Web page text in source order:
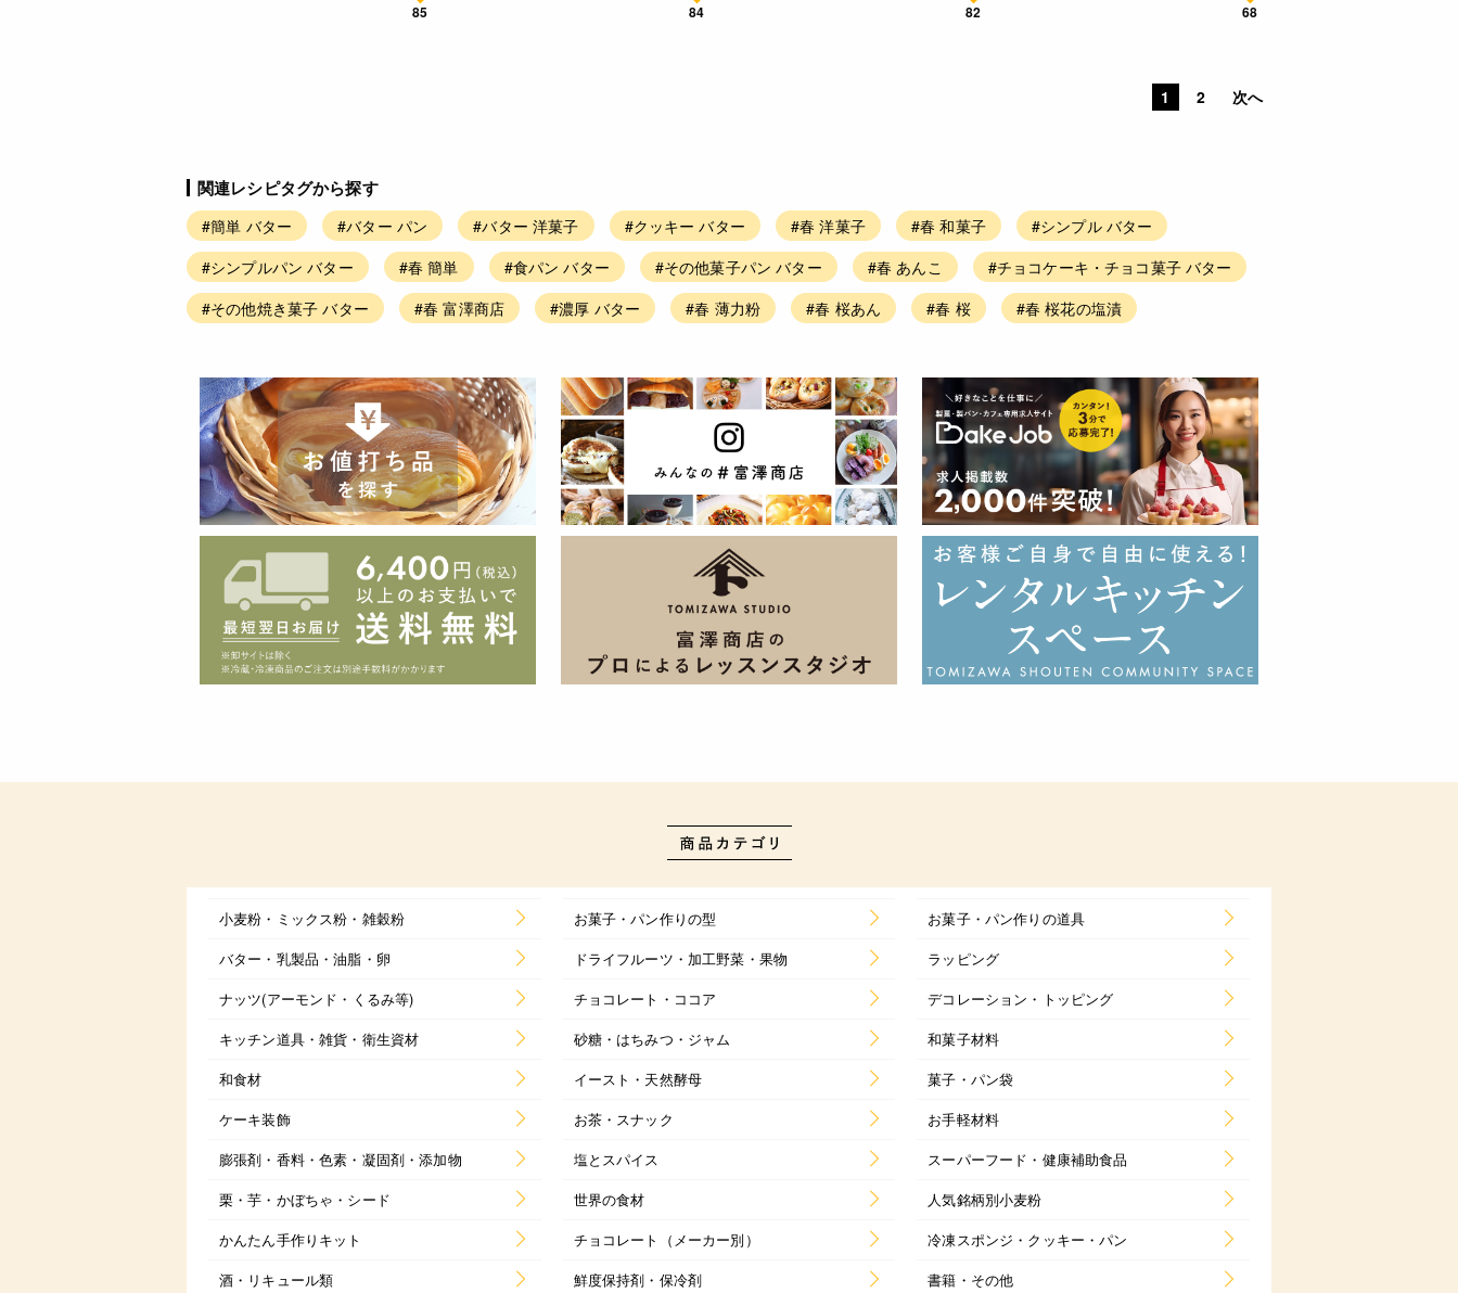
85 84 82 68
1 2 次へ
関連レシピタグから探す
#簡単 バター #バター パン #バター 洋菓子 #クッキー バター #春 洋菓子 #春 和菓子
#シンプル バター
#シンプルパン バター
#春 簡単 #食パン バター #その他菓子パン バター #春 あんこ
#チョコケーキ・チョコ菓子 バター
#その他焼き菓子 バター
#春 富澤商店 #濃厚 バター #春 薄力粉 #春 桜あん #春 桜 #春 桜花の塩漬
小麦粉・ミックス粉・雑穀粉 お菓子・パン作りの型
お菓子・パン作りの道具
バター・乳製品・油脂・卵
ドライフルーツ・加工野菜・果物
ラッピング
ナッツ(アーモンド・くるみ等)
チョコレート・ココア
デコレーション・トッピング
キッチン道具・雑貨・衛生資材
砂糖・はちみつ・ジャム
和菓子材料
和食材
イースト・天然酵母
菓子・パン袋
ケーキ装飾
お茶・スナック
お手軽材料
膨張剤・香料・色素・凝固剤・添加物
塩とスパイス
スーパーフード・健康補助食品
栗・芋・かぼちゃ・シード
世界の食材
人気銘柄別小麦粉
かんたん手作りキット
チョコレート（メーカー別）
冷凍スポンジ・クッキー・パン
酒・リキュール類
鮮度保持剤・保冷剤 書籍・その他